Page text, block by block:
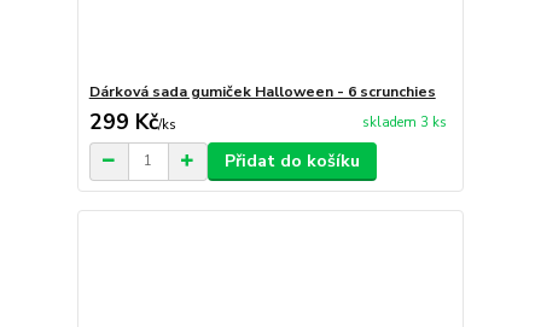
Dárková sada gumiček Halloween - 6 scrunchies
299 Kč/ks skladem 3 ks
Přidat do košíku